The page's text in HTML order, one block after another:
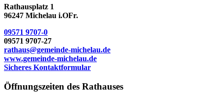
Rathausplatz 1
96247 Michelau i.OFr.
09571 9707-0
09571 9707-27
rathaus@gemeinde-michelau.de
www.gemeinde-michelau.de
Sicheres Kontaktformular
Öffnungszeiten des Rathauses